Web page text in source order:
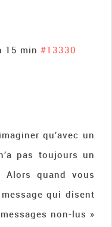
15 min #13330
qu’avec un
pas toujours un
Alors quand vous
qui disent
non-lus »